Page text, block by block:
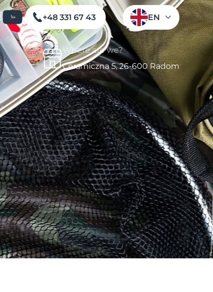
+48 331 67 43 EN
Where are we?
Ceramiczna 5, 26-600 Radom